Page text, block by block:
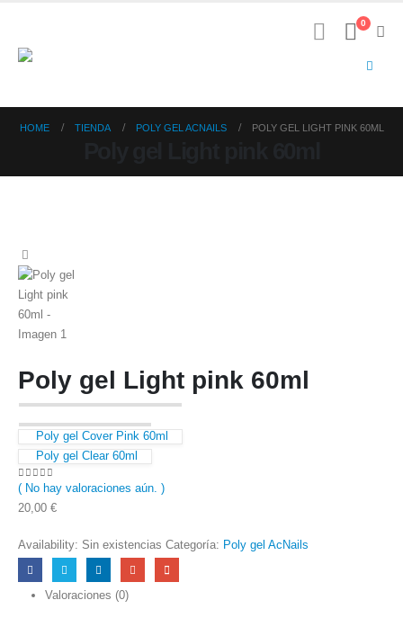
0
HOME TIENDA POLY GEL ACNAILS POLY GEL LIGHT PINK 60ML
Poly gel Light pink 60ml
Poly gel Cover Pink 60ml
Poly gel Clear 60ml
0 out of 5
( No hay valoraciones aún. )
20,00 €
Availability: Sin existencias Categoría: Poly gel AcNails
Valoraciones (0)